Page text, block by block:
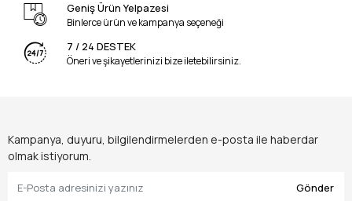
Geniş Ürün Yelpazesi
Binlerce ürün ve kampanya seçeneği
7 / 24 DESTEK
Öneri ve şikayetlerinizi bize iletebilirsiniz.
Kampanya, duyuru, bilgilendirmelerden e-posta ile haberdar
olmak istiyorum.
Gönder